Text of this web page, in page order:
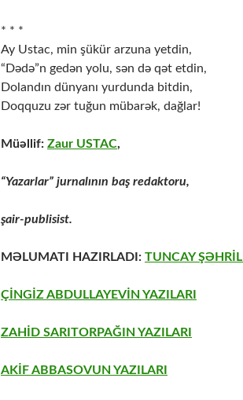
* * *
Ay Ustac, min şükür arzuna yetdin,
“Dədə”n gedən yolu, sən də qət etdin,
Dolandın dünyanı yurdunda bitdin,
Doqquzu zər tuğun mübarək, dağlar!
Müəllif: Zaur USTAC,
“Yazarlar” jurnalının baş redaktoru,
şair-publisist.
MƏLUMATI HAZIRLADI: TUNCAY ŞƏHRİLİ
ÇİNGİZ ABDULLAYEVİN YAZILARI
ZAHİD SARITORPAĞIN YAZILARI
AKİF ABBASOVUN YAZILARI